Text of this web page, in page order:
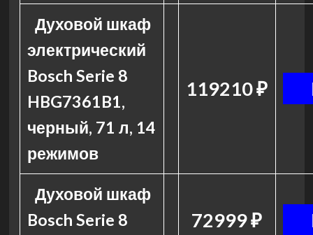
Духовой шкаф
электрический
Bosch Serie 8
HBG7361B1,
черный, 71 л, 14
режимов
119210 ₽
Духовой шкаф
Bosch Serie 8
72999 ₽